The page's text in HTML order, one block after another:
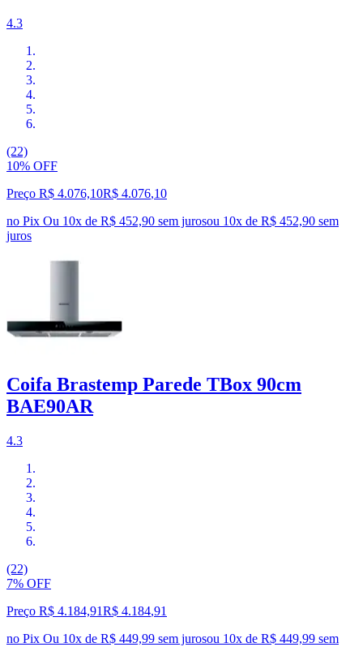
4.3
(22)
10% OFF
Preço R$ 4.076,10R$ 4.076,10
no Pix Ou 10x de R$ 452,90 sem jurosou 10x de R$ 452,90 sem
juros
Coifa Brastemp Parede TBox 90cm
BAE90AR
4.3
(22)
7% OFF
Preço R$ 4.184,91R$ 4.184,91
no Pix Ou 10x de R$ 449,99 sem jurosou 10x de R$ 449,99 sem